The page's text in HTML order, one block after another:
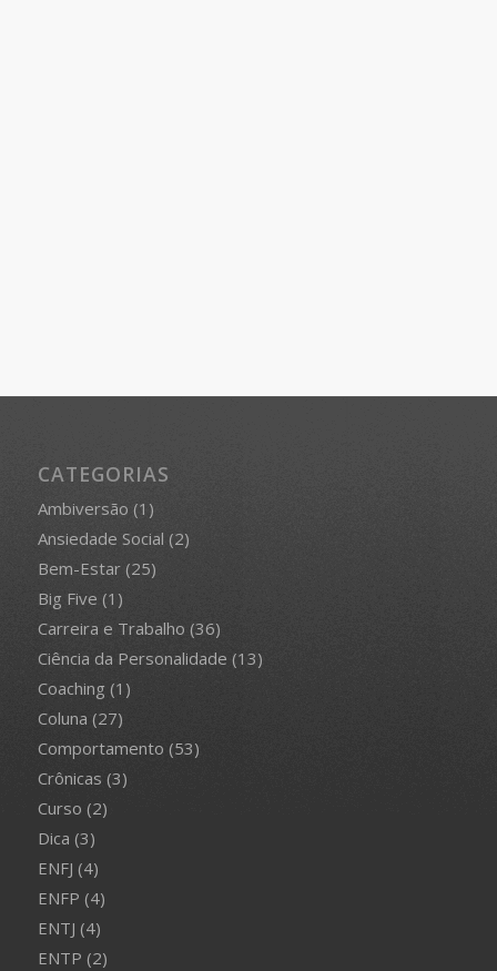
CATEGORIAS
Ambiversão (1)
Ansiedade Social (2)
Bem-Estar(25)
Big Five (1)
Carreira e Trabalho (36)
Ciência da Personalidade (13)
Coaching (1)
Coluna (27)
Comportamento (53)
Crônicas (3)
Curso (2)
Dica (3)
ENFJ (4)
ENFP (4)
ENTJ (4)
ENTP (2)